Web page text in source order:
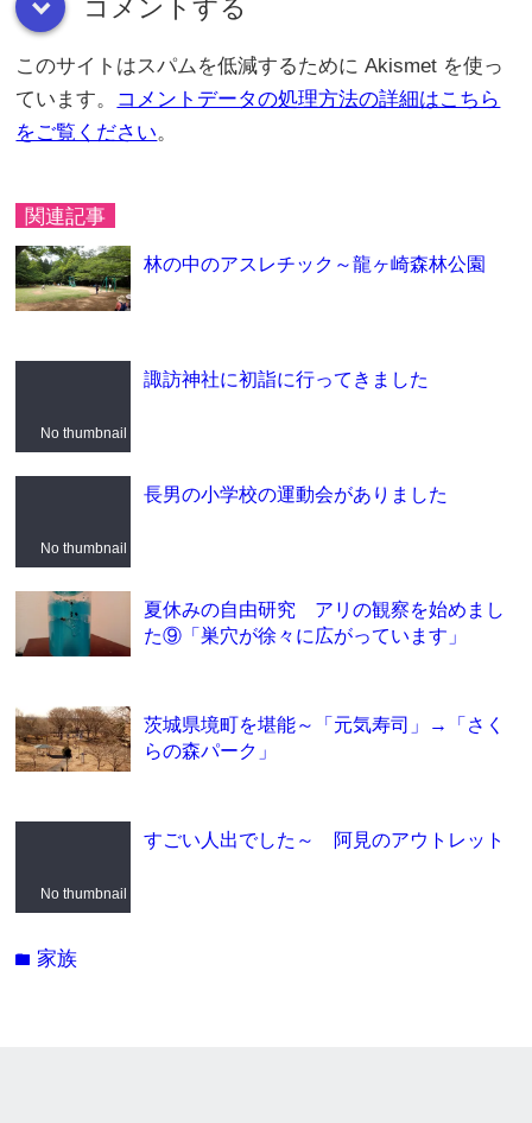
down コメントする
このサイトはスパムを低減するために Akismet を使っ
ています。 コメントデータの処理方法の詳細はこちら
をご覧ください。
関連記事
林の中のアスレチック～龍ヶ崎森林公園
No thumbnail
諏訪神社に初詣に行ってきました
No thumbnail
長男の小学校の運動会がありました
夏休みの自由研究 アリの観察を始めまし
た⑨「巣穴が徐々に広がっています」
茨城県境町を堪能～「元気寿司」→「さく
らの森パーク」
No thumbnail
すごい人出でした～ 阿見のアウトレット
folder 家族